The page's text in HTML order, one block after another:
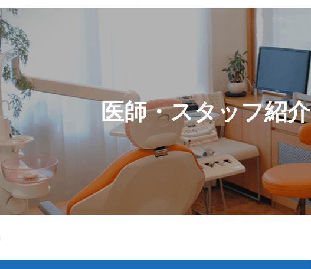
医師・スタッフ紹介